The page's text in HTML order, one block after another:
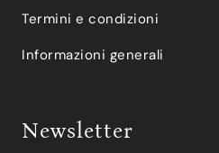
Termini e condizioni
Informazioni generali
Newsletter